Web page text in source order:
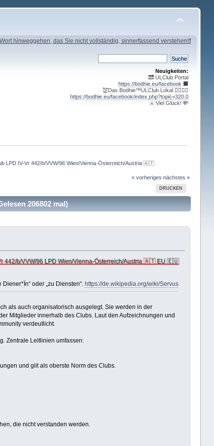
hinweggehen, das Sie nicht vollständig, sinnerfassend verstehen!❗
Neuigkeiten:
🔜 ULClub Portal
https://bodhie.eu/facebook ⬛️
💒Das Bodhie™ULClub Lokal 🤹‍♀️🤹‍♂️
https://bodhie.eu/facebook/index.php?topic=320.0
⚔ Viel Glück! 💸
LPD IV-Vr 442/b/VVW/96 Wien/Vienna-Österreich/Austria 🇦🇹
« vorheriges nächstes »
DRUCKEN
206802 mal)
442/b/VVW/96 LPD Wien/Vienna-Österreich/Austria 🇦🇹 EU 🇪🇺
Diener*Ïn“ oder „zu Diensten“.https://de.wikipedia.org/wiki/Servus
als auch organisatorisch ausgelegt. Sie werden in der
Mitglieder innerhalb des Clubs. Laut den Aufzeichnungen und
verdeutlicht.
Zentrale Leitlinien umfassen:
und gilt als oberste Norm des Clubs.
die nicht verstanden werden.